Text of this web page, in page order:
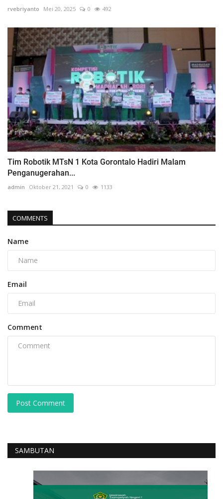
rvebriyanto Mei 20, 2025 0 492
Tim Robotik MTsN 1 Kota Gorontalo Hadiri Malam
Penganugerahan...
admin Oktober 21, 2021 0 1133
COMMENTS
Name
Email
Comment
Post Comment
SAMBUTAN